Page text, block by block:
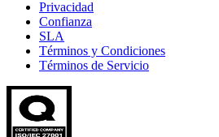
Privacidad
Confianza
SLA
Términos y Condiciones
Términos de Servicio